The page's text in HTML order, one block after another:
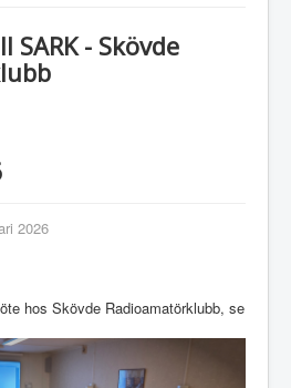
- Skövde
2026
hos Skövde Radioamatörklubb, se